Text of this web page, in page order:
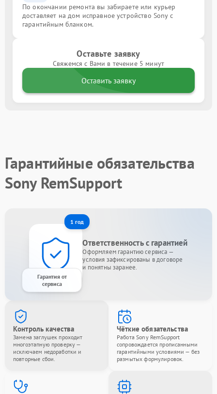
По окончании ремонта вы забираете или курьер
доставляет на дом исправное устройство Sony с
гарантийным бланком.
Оставьте заявку
Свяжемся с Вами в течение 5 минут
Оставить заявку
Гарантийные обязательства
Sony RemSupport
1 год
Гарантия от
сервиса
Ответственность с гарантией
Оформляем гарантию сервиса —
условия зафиксированы в договоре
и понятны заранее.
Контроль качества
Замена заглушек проходит
многоэтапную проверку —
исключаем недоработки и
повторные сбои.
Чёткие обязательства
Работа Sony RemSupport
сопровождается прописанными
гарантийными условиями — без
размытых формулировок.